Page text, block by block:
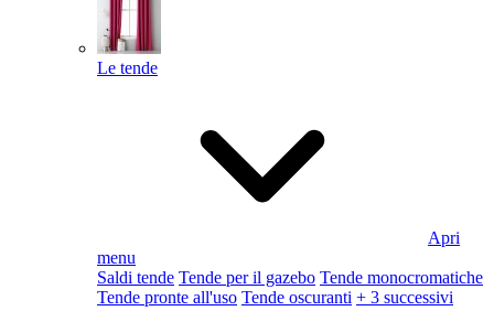
Le tende
Apri
menu
Saldi tende Tende per il gazebo Tende monocromatiche
Tende pronte all'uso Tende oscuranti + 3 successivi